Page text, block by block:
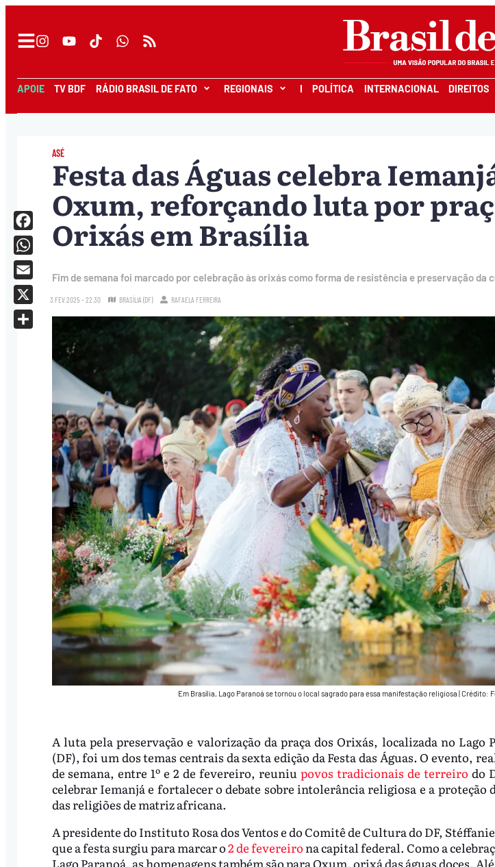
APOIE TV BDF RÁDIO BRASIL DE FATO REGIONAIS I POLÍTICA INTERNACIONAL DIREITOS
ASÉ
Festa das Águas celebra
Oxum, reforçando luta por
Orixás em Brasília
Fim de semana foi marcado por celebração às orixás como forma de resistência e preservação
3.FEV.2025 - 22:30 BRASÍLIA (DF) RAFAELA FERREIRA
Em Brasília, Lago Paranoá se tornou o local sagrado para essa manifestação religiosa |Crédito:
A luta pela preservação e valorização da praça dos Orixás, localizada no Lago
(DF), foi um dos temas centrais da sexta edição da Festa das Águas. O evento,
de semana, entre 1º e 2 de fevereiro, reuniupovos tradicionais de terreiro do
celebrar Iemanjá e fortalecer o debate sobre intolerância religiosa e a proteção
das religiões de matriz africana.
A presidente do Instituto Rosa dos Ventos e do Comitê de Cultura do DF,
que a festa surgiu para marcar o2 de fevereiro na capital federal. Como a
Lago Paranoá, as homenagens também são para Oxum, orixá das águas doces.
Facebook
WhatsApp
Email
X